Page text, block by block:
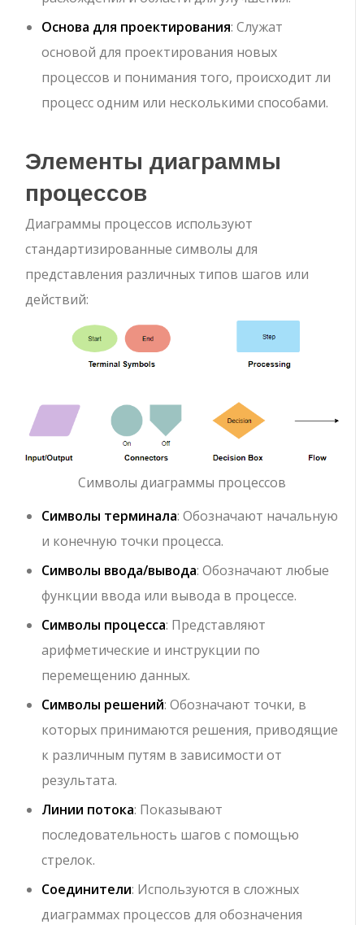
Основа для проектирования: Служат
основой для проектирования новых
процессов и понимания того, происходит ли
процесс одним или несколькими способами.
Элементы диаграммы
процессов
Диаграммы процессов используют
стандартизированные символы для
представления различных типов шагов или
действий:
Символы диаграммы процессов
Символы терминала: Обозначают начальную
и конечную точки процесса.
Символы ввода/вывода: Обозначают любые
функции ввода или вывода в процессе.
Символы процесса: Представляют
арифметические и инструкции по
перемещению данных.
Символы решений: Обозначают точки, в
которых принимаются решения, приводящие
к различным путям в зависимости от
результата.
Линии потока: Показывают
последовательность шагов с помощью
стрелок.
Соединители: Используются в сложных
диаграммах процессов для обозначения